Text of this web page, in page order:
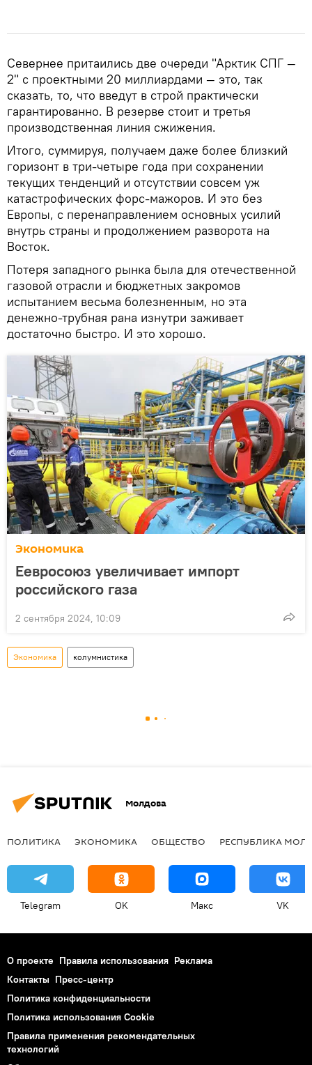
Севернее притаились две очереди "Арктик СПГ —
2" с проектными 20 миллиардами — это, так
сказать, то, что введут в строй практически
гарантированно. В резерве стоит и третья
производственная линия сжижения.
Итого, суммируя, получаем даже более близкий
горизонт в три-четыре года при сохранении
текущих тенденций и отсутствии совсем уж
катастрофических форс-мажоров. И это без
Европы, с перенаправлением основных усилий
внутрь страны и продолжением разворота на
Восток.
Потеря западного рынка была для отечественной
газовой отрасли и бюджетных закромов
испытанием весьма болезненным, но эта
денежно-трубная рана изнутри заживает
достаточно быстро. И это хорошо.
Экономика
Еевросоюз увеличивает импорт
российского газа
2 сентября 2024, 10:09
Экономика колумнистика
Молдова
ПОЛИТИКА ЭКОНОМИКА ОБЩЕСТВО РЕСПУБЛИКА
Telegram OK Макс VK
О проекте Правила использования Реклама
Контакты Пресс-центр
Политика конфиденциальности
Политика использования Cookie
Правила применения рекомендательных
технологий